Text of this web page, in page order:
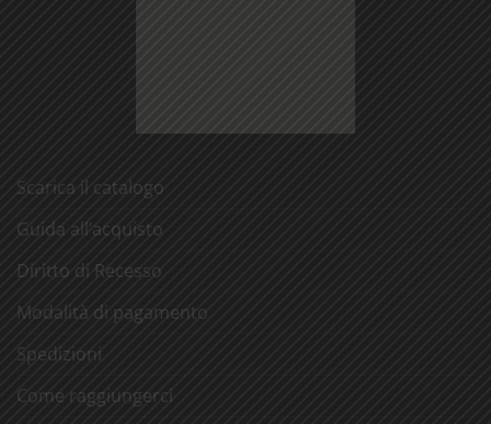
Scarica il catalogo
Guida all’acquisto
Diritto di Recesso
Modalità di pagamento
Spedizioni
Come raggiungerci